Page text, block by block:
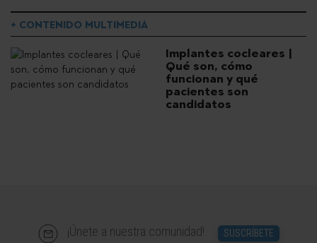
+ CONTENIDO MULTIMEDIA
Implantes cocleares |
Qué son, cómo
funcionan y qué
pacientes son
candidatos
¡Únete a nuestra comunidad! SUSCRÍBETE